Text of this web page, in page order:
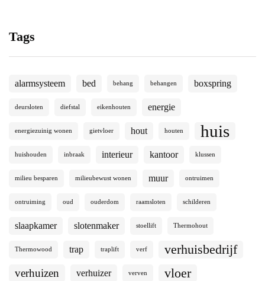
Tags
alarmsysteem bed behang behangen boxspring
deursloten diefstal eikenhouten energie
energiezuinig wonen gietvloer hout houten huis
huishouden inbraak interieur kantoor klussen
milieu besparen milieubewust wonen muur ontruimen
ontruiming oud ouderdom raamsloten schilderen
slaapkamer slotenmaker stoellift Thermohout
Thermowood trap traplift verf verhuisbedrijf
verhuizen verhuizer verven
vloer